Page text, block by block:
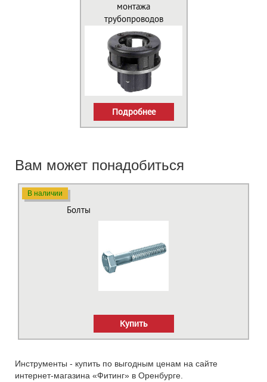
монтажа
трубопроводов
Подробнее
Вам может понадобиться
Болты
В наличии
Купить
Инструменты - купить по выгодным ценам на сайте
интернет-магазина «Фитинг» в Оренбурге.